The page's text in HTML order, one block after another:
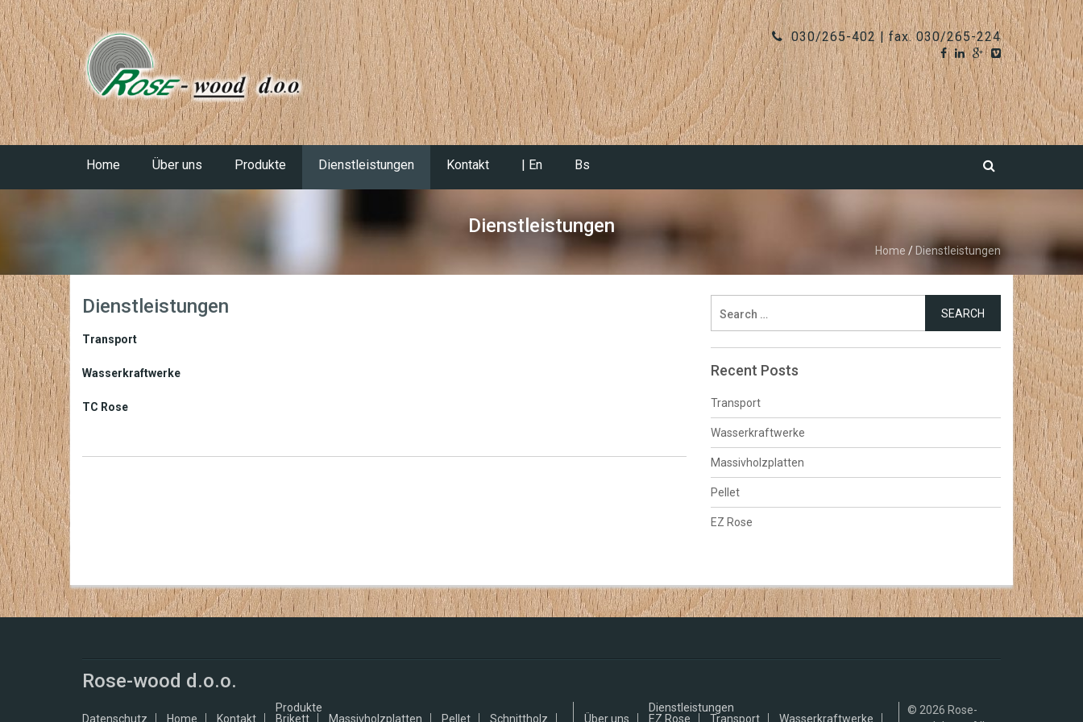
030/265-402 | fax. 030/265-224
Home Über uns Produkte Dienstleistungen Kontakt | En Bs
Dienstleistungen
Home / Dienstleistungen
Dienstleistungen
Transport
Wasserkraftwerke
TC Rose
for:
Recent Posts
Transport
Wasserkraftwerke
Massivholzplatten
Pellet
EZ Rose
Rose-wood d.o.o.
Datenschutz Home Kontakt
Produkte
Brikett
Massivholzplatten Pellet Schnittholz Über uns
Dienstleistungen
EZ Rose
Transport Wasserkraftwerke
© 2026 Rose-